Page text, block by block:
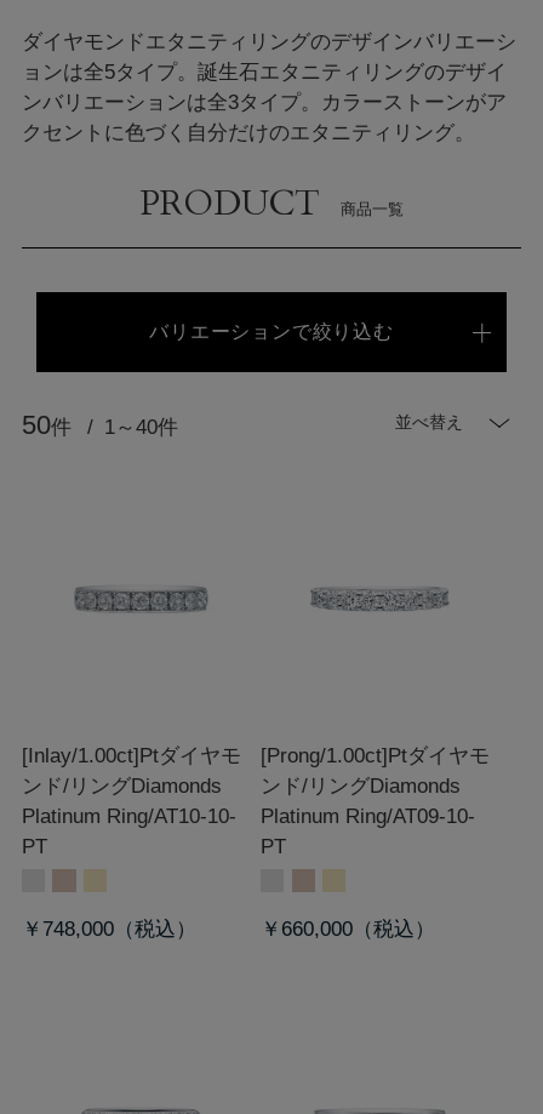
ダイヤモンドエタニティリングのデザインバリエーシ
ョンは全5タイプ。 誕生石エタニティリングのデザイ
ンバリエーションは全3タイプ。カラーストーンがア
クセントに色づく自分だけのエタニティリング。
PRODUCT 商品一覧
バリエーションで絞り込む
並べ替え
50件 1～40件
[Inlay/1.00ct]Ptダイヤモ
ンド/リングDiamonds
Platinum Ring/AT10-10-
PT
￥748,000
[Prong/1.00ct]Ptダイヤモ
ンド/リングDiamonds
Platinum Ring/AT09-10-
PT
￥660,000